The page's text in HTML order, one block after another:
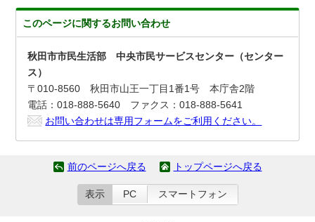
このページに関するお問い合わせ
秋田市市民生活部 中央市民サービスセンター（センター
ス）
〒010-8560 秋田市山王一丁目1番1号 本庁舎2階
電話：018-888-5640 ファクス：018-888-5641
お問い合わせは専用フォームをご利用ください。
前のページへ戻る トップページへ戻る
表示 PC スマートフォン